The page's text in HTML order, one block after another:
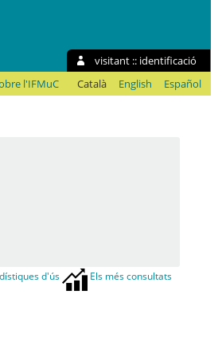
visitant :: identificació
l'IFMuC Català English Español
d'ús Els més consultats